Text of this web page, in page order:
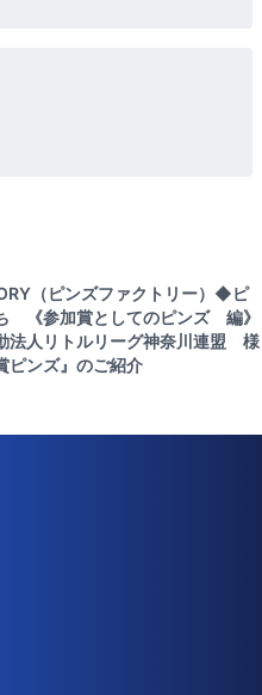
（ピンズファクトリー）◆ピ
《参加賞としてのピンズ 編》
法人リトルリーグ神奈川連盟 様
ピンズ』のご紹介